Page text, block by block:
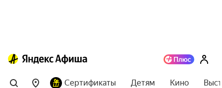
Сертификаты Детям Кино